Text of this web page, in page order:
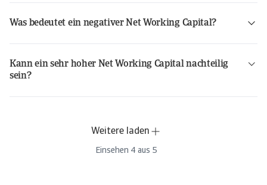
Was bedeutet ein negativer Net Working Capital?
Kann ein sehr hoher Net Working Capital nachteilig
sein?
Weitere laden
Einsehen 4 aus 5